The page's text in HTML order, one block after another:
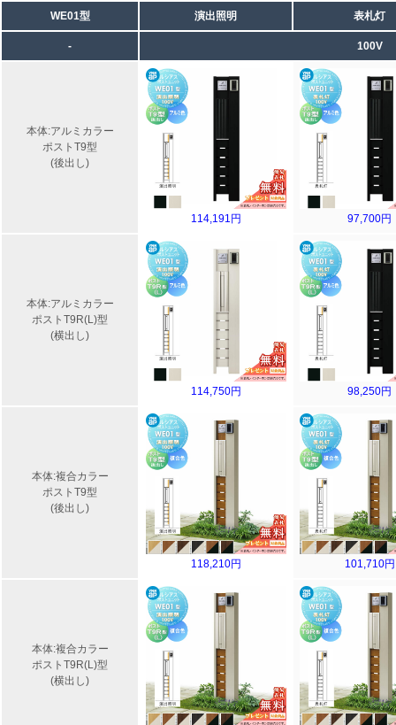
WE01型 演出照明 表札灯
- 100V
本体:アルミカラー
ポストT9型
(後出し)
114,191円 97,700円
本体:アルミカラー
ポストT9R(L)型
(横出し)
114,750円 98,250円
本体:複合カラー
ポストT9型
(後出し)
118,210円 101,710円
本体:複合カラー
ポストT9R(L)型
(横出し)